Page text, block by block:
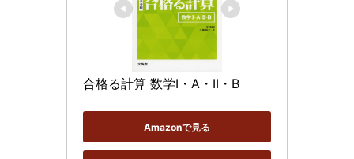
合格る計算 数学I・A・II・B
Amazonで見る